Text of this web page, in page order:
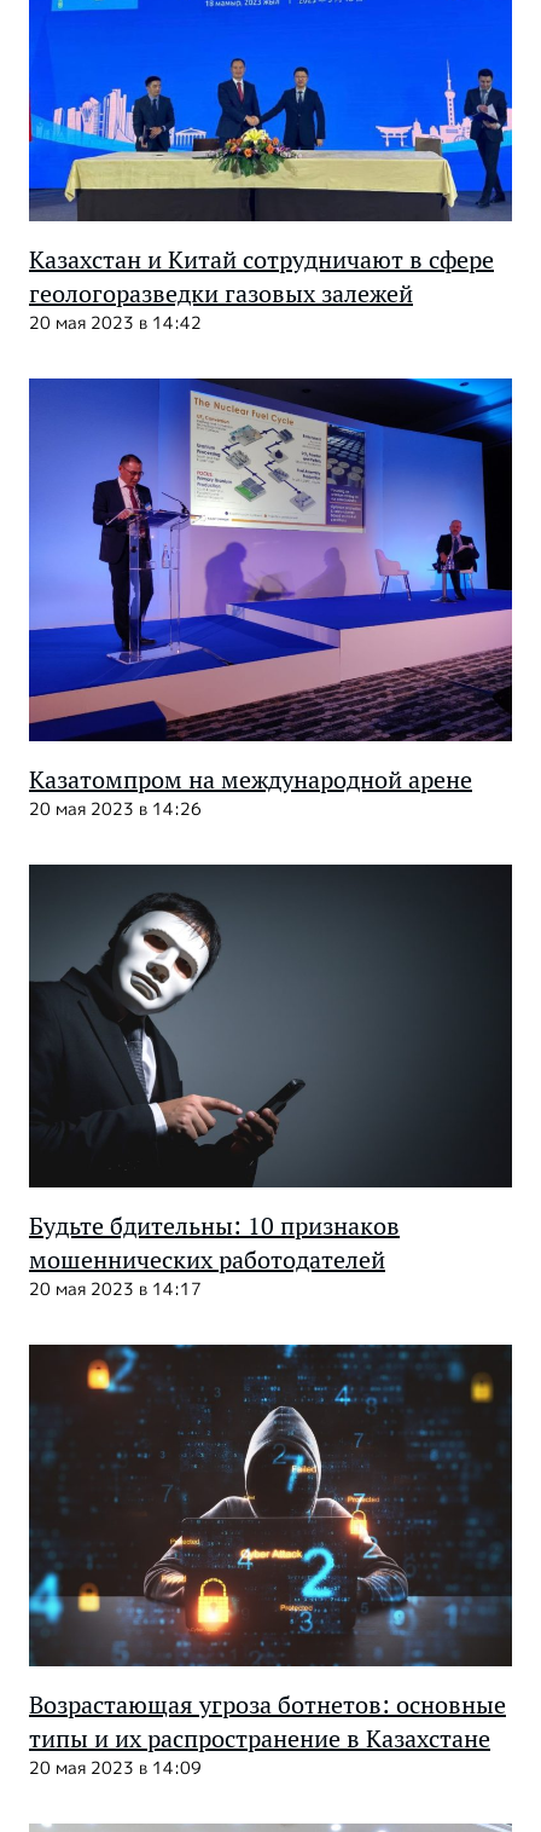
Казахстан и Китай сотрудничают в сфере
геологоразведки газовых залежей
20 мая 2023 в 14:42
Казатомпром на международной арене
20 мая 2023 в 14:26
Будьте бдительны: 10 признаков
мошеннических работодателей
20 мая 2023 в 14:17
Возрастающая угроза ботнетов: основные
типы и их распространение в Казахстане
20 мая 2023 в 14:09